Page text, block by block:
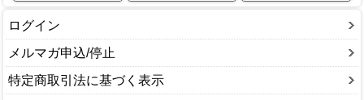
ログイン
メルマガ申込/停止
特定商取引法に基づく表示